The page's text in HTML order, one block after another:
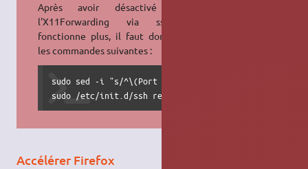
Après avoir désactivé l'IPv6,
l'X11Forwarding via ssh ne
fonctionne plus, il faut donc taper
les commandes suivantes :
sudo sed -i "s/^\(Port .*\)/\1$(echo
sudo /etc/init.d/ssh restart
Accélérer Firefox